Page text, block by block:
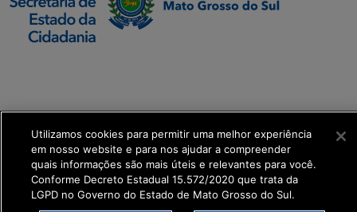
get_footer();
Utilizamos cookies para permitir uma melhor experiência
em nosso website e para nos ajudar a compreender
quais informações são mais úteis e relevantes para você.
Conforme Decreto Estadual 15.572/2020 que trata da
LGPD no Governo do Estado de Mato Grosso do Sul.